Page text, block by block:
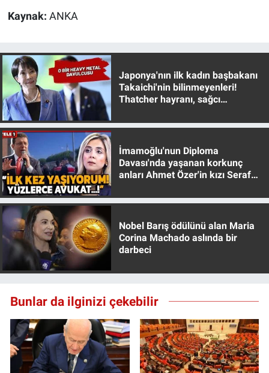
Kaynak: ANKA
Japonya'nın ilk kadın başbakanı
Takaichi'nin bilinmeyenleri!
Thatcher hayranı, sağcı
İmamoğlu'nun Diploma
Davası'nda yaşanan korkunç
anları Ahmet Özer'in kızı Seraf
Nobel Barış ödülünü alan Maria
Corina Machado aslında bir
darbeci
Bunlar da ilginizi çekebilir